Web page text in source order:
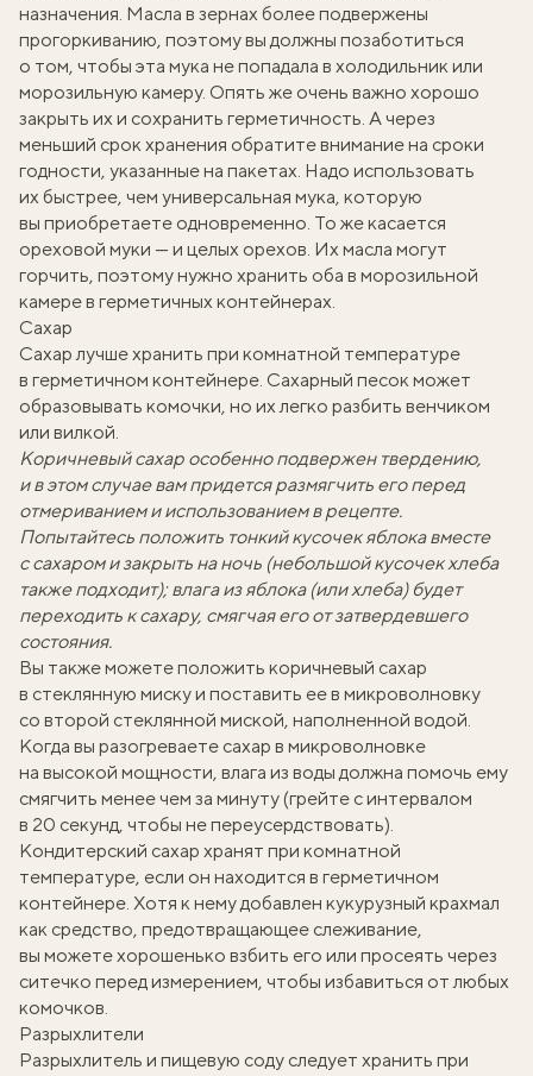
назначения. Масла в зернах более подвержены
прогоркиванию, поэтому вы должны позаботиться
о том, чтобы эта мука не попадала в холодильник или
морозильную камеру. Опять же очень важно хорошо
закрыть их и сохранить герметичность. А через
меньший срок хранения обратите внимание на сроки
годности, указанные на пакетах. Надо использовать
их быстрее, чем универсальная мука, которую
вы приобретаете одновременно. То же касается
ореховой муки — и целых орехов. Их масла могут
горчить, поэтому нужно хранить оба в морозильной
камере в герметичных контейнерах.
Сахар
Сахар лучше хранить при комнатной температуре
в герметичном контейнере. Сахарный песок может
образовывать комочки, но их легко разбить венчиком
или вилкой.
Коричневый сахар особенно подвержен твердению,
и в этом случае вам придется размягчить его перед
отмериванием и использованием в рецепте.
Попытайтесь положить тонкий кусочек яблока вместе
с сахаром и закрыть на ночь (небольшой кусочек хлеба
также подходит); влага из яблока (или хлеба) будет
переходить к сахару, смягчая его от затвердевшего
состояния.
Вы также можете положить коричневый сахар
в стеклянную миску и поставить ее в микроволновку
со второй стеклянной миской, наполненной водой.
Когда вы разогреваете сахар в микроволновке
на высокой мощности, влага из воды должна помочь ему
смягчить менее чем за минуту (грейте с интервалом
в 20 секунд, чтобы не переусердствовать).
Кондитерский сахар хранят при комнатной
температуре, если он находится в герметичном
контейнере. Хотя к нему добавлен кукурузный крахмал
как средство, предотвращающее слеживание,
вы можете хорошенько взбить его или просеять через
ситечко перед измерением, чтобы избавиться от любых
комочков.
Разрыхлители
Разрыхлитель и пищевую соду следует хранить при